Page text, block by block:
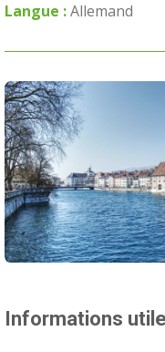
Langue :Allemand
Informations